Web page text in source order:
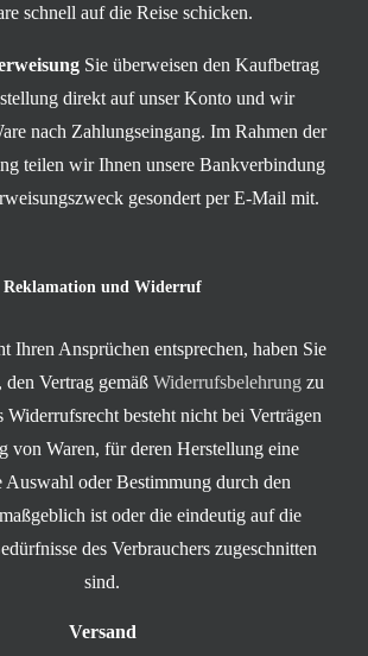
schnell auf die Reise schicken.
Sie überweisen den Kaufbetrag
direkt auf unser Konto und wir
nach Zahlungseingang. Im Rahmen der
teilen wir Ihnen unsere Bankverbindung
gesondert per E-Mail mit.
Reklamation und Widerruf
Ihren Ansprüchen entsprechen, haben Sie
Vertrag gemäß Widerrufsbelehrung zu
besteht nicht bei Verträgen
von Waren, für deren Herstellung eine
oder Bestimmung durch den
ist oder die eindeutig auf die
des Verbrauchers zugeschnitten
sind.
Versand